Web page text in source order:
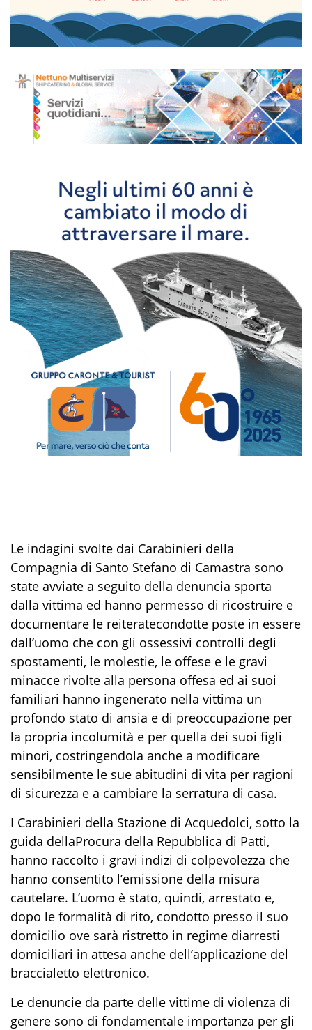
Le indagini svolte dai Carabinieri della
Compagnia di Santo Stefano di Camastra sono
state avviate a seguito della denuncia sporta
dalla vittima ed hanno permesso di ricostruire e
documentare le reiteratecondotte poste in essere
dall’uomo che con gli ossessivi controlli degli
spostamenti, le molestie, le offese e le gravi
minacce rivolte alla persona offesa ed ai suoi
familiari hanno ingenerato nella vittima un
profondo stato di ansia e di preoccupazione per
la propria incolumità e per quella dei suoi figli
minori, costringendola anche a modificare
sensibilmente le sue abitudini di vita per ragioni
di sicurezza e a cambiare la serratura di casa.
I Carabinieri della Stazione di Acquedolci, sotto la
guida dellaProcura della Repubblica di Patti,
hanno raccolto i gravi indizi di colpevolezza che
hanno consentito l’emissione della misura
cautelare. L’uomo è stato, quindi, arrestato e,
dopo le formalità di rito, condotto presso il suo
domicilio ove sarà ristretto in regime diarresti
domiciliari in attesa anche dell’applicazione del
braccialetto elettronico.
Le denuncie da parte delle vittime di violenza di
genere sono di fondamentale importanza per gli